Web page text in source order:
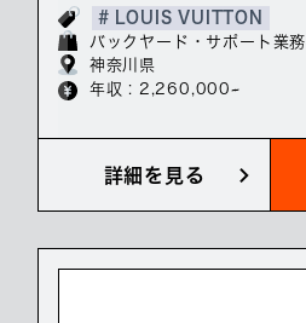
# LOUIS VUITTON
バックヤード・サポート業務
神奈川県
年収 : 2,260,000~
詳細を見る